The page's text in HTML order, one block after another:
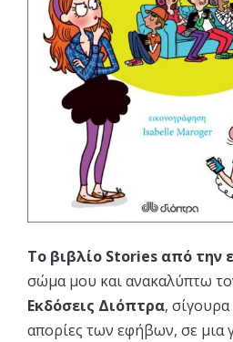
Το βιβλίο Stories από την
σώμα μου και ανακαλύπτω
Εκδόσεις Διόπτρα, σίγουρα
απορίες των εφήβων, σε μια